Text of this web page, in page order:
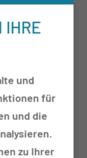
IHRE
und
für
und die
zu Ihrer